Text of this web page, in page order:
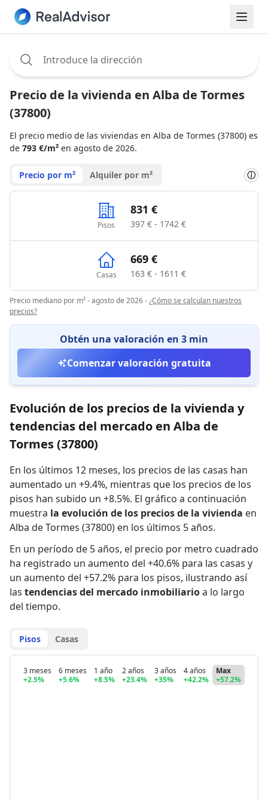
Precio de la vivienda en Alba de Tormes
(37800)
El precio medio de las viviendas en Alba de Tormes (37800) es
de 793 €/m² en agosto de 2026.
Precio por m² Alquiler por m² ⓘ
Pisos
831 €
397 € - 1742 €
Casas
669 €
163 € - 1611 €
Precio mediano por m² - agosto de 2026-¿Cómo se calculan nuestros
precios?
Obtén una valoración en 3 min
Comenzar valoración gratuita
Evolución de los precios de la vivienda y
tendencias del mercado en Alba de
Tormes (37800)
En los últimos 12 meses, los precios de las casas han
aumentado un +9.4%, mientras que los precios de los
pisos han subido un +8.5%. El gráfico a continuación
muestra la evolución de los precios de la vivienda en
Alba de Tormes (37800) en los últimos 5 años.
En un período de 5 años, el precio por metro cuadrado
ha registrado un aumento del +40.6% para las casas y
un aumento del +57.2% para los pisos, ilustrando así
las tendencias del mercado inmobiliarioa lo largo
del tiempo.
Pisos Casas
3 meses
+2.5%
6 meses
+5.6%
1 año
+8.5%
2 años
+23.4%
3 años
+35%
4 años
+42.2%
Max
+57.2%